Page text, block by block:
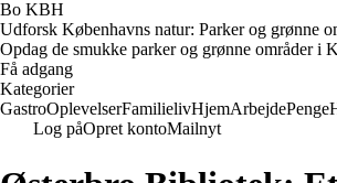
Bo KBH
Udforsk Københavns natur: Parker og grønne
Opdag de smukke parker og grønne områder i
Få adgang
Kategorier
GastroOplevelserFamilielivHjemArbejdePenge
Log påOpret kontoMailnyt